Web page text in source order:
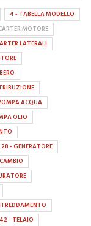
4 - TABELLA MODELLO
MOTORE
LATERALI
ACQUA
OLIO
28 - GENERATORE
42 - TELAIO